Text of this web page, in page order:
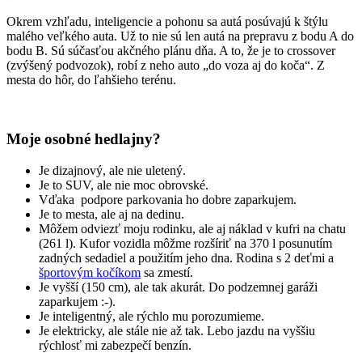
Okrem vzhľadu, inteligencie a pohonu sa autá posúvajú k štýlu
malého veľkého auta. Už to nie sú len autá na prepravu z bodu A do
bodu B. Sú súčasťou akčného plánu dňa. A to, že je to crossover
(zvýšený podvozok), robí z neho auto „do voza aj do koča“. Z
mesta do hôr, do ľahšieho terénu.
Moje osobné hedlajny?
Je dizajnový, ale nie uletený.
Je to SUV, ale nie moc obrovské.
Vďaka podpore parkovania ho dobre zaparkujem.
Je to mesta, ale aj na dedinu.
Môžem odviezť moju rodinku, ale aj náklad v kufri na chatu
(261 l). Kufor vozidla môžme rozšíriť na 370 l posunutím
zadných sedadiel a použitím jeho dna. Rodina s 2 deťmi a
športovým kočíkom sa zmestí.
Je vyšší (150 cm), ale tak akurát. Do podzemnej garáži
zaparkujem :-).
Je inteligentný, ale rýchlo mu porozumieme.
Je elektricky, ale stále nie až tak. Lebo jazdu na vyššiu
rýchlosť mi zabezpečí benzín.